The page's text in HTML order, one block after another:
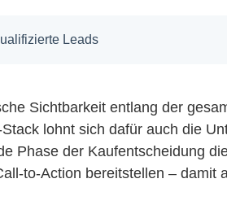
Leads
Sichtbarkeit entlang der
lohnt sich dafür auch die
Phase der Kaufentscheidung
to-Action bereitstellen – damit